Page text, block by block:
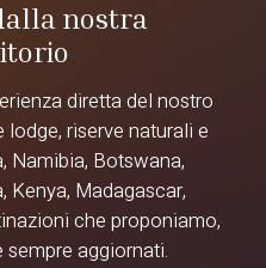
nostra
diretta del nostro
riserve naturali e
Namibia, Botswana,
Kenya, Madagascar,
che proponiamo,
aggiornati.